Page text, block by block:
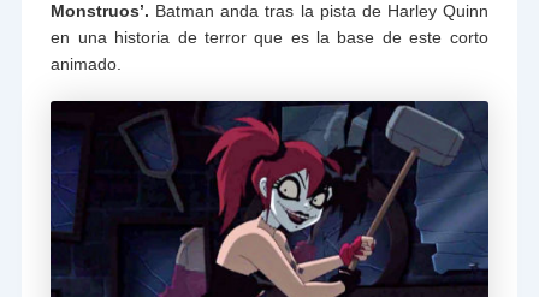
Monstruos’. Batman anda tras la pista de Harley Quinn
en una historia de terror que es la base de este corto
animado.